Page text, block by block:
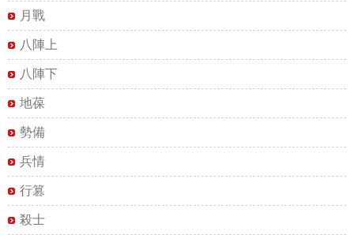
月戰
八陣上
八陣下
地葆
勢備
兵情
行篡
殺士